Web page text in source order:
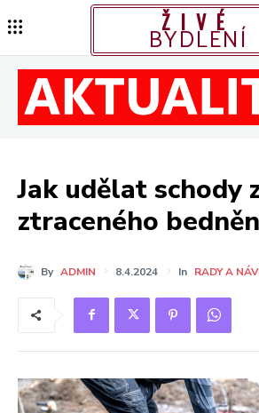
ŽIVÉ
BYDLENÍ
Jak udělat schody
ztraceného
By ADMIN 8.4.2024 In RADY A